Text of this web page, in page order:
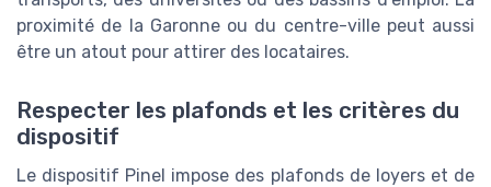
proximité de la Garonne ou du centre-ville peut aussi
être un atout pour attirer des locataires.
Respecter les plafonds et les critères du
dispositif
Le dispositif Pinel impose des plafonds de loyers et de